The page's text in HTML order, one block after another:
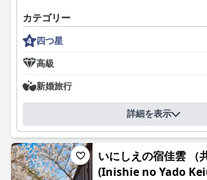
清潔さは際立った特徴であり、ホテルは施設
の良い雰囲気を維持しています。宿泊客は一
清掃と贅沢な雰囲気についてコメントしていま
センチュリオンホテル＆スパ クラシック出雲
友好的さ、丁寧さ、そして効果性において圧
ます。スタッフが生み出す温かい雰囲気は、
く向上させています。
スパは、さまざまなアメニティを備えた24時
（素晴らしい温泉とサウナ施設を含む）を備
足のいく体験を提供しています。宿泊客は特
を高く評価しており、リラックスに最適です
カテゴリー
四つ星
高級
新婚旅行
詳細を表示
いにしえの宿佳雲 （
(Inishie no Yado